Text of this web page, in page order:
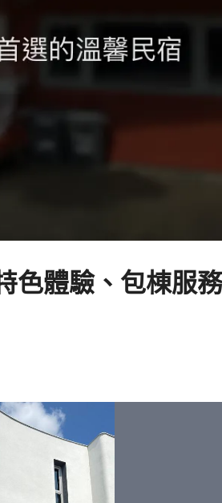
體驗、包棟服